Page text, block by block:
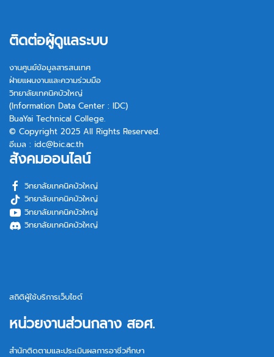
ติดต่อผู้ดูแลระบบ
งานศูนย์ข้อมูลสารสนเทศ
ฝ่ายแผนงานและความร่วมมือ
วิทยาลัยเทคนิคบัวใหญ่
(Information Data Center : IDC)
BuaYai Technical College.
© Copyright 2025 All Rights Reserved.
อีเมล : idc@bic.ac.th
สังคมออนไลน์
วิทยาลัยเทคนิคบัวใหญ่
วิทยาลัยเทคนิคบัวใหญ่
วิทยาลัยเทคนิคบัวใหญ่
วิทยาลัยเทคนิคบัวใหญ่
สถิติผู้ใช้บริการเว็บไซต์
หน่วยงานส่วนกลาง สอศ.
สำนักติดตามและประเมินผลการอาชีวศึกษา